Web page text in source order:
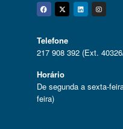
Facebook
Twitter
Telefone
217 908 392 (Ext.
Horário
De segunda a sexta-
feira)